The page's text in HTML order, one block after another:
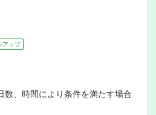
アップ
、時間により条件を満たす場合